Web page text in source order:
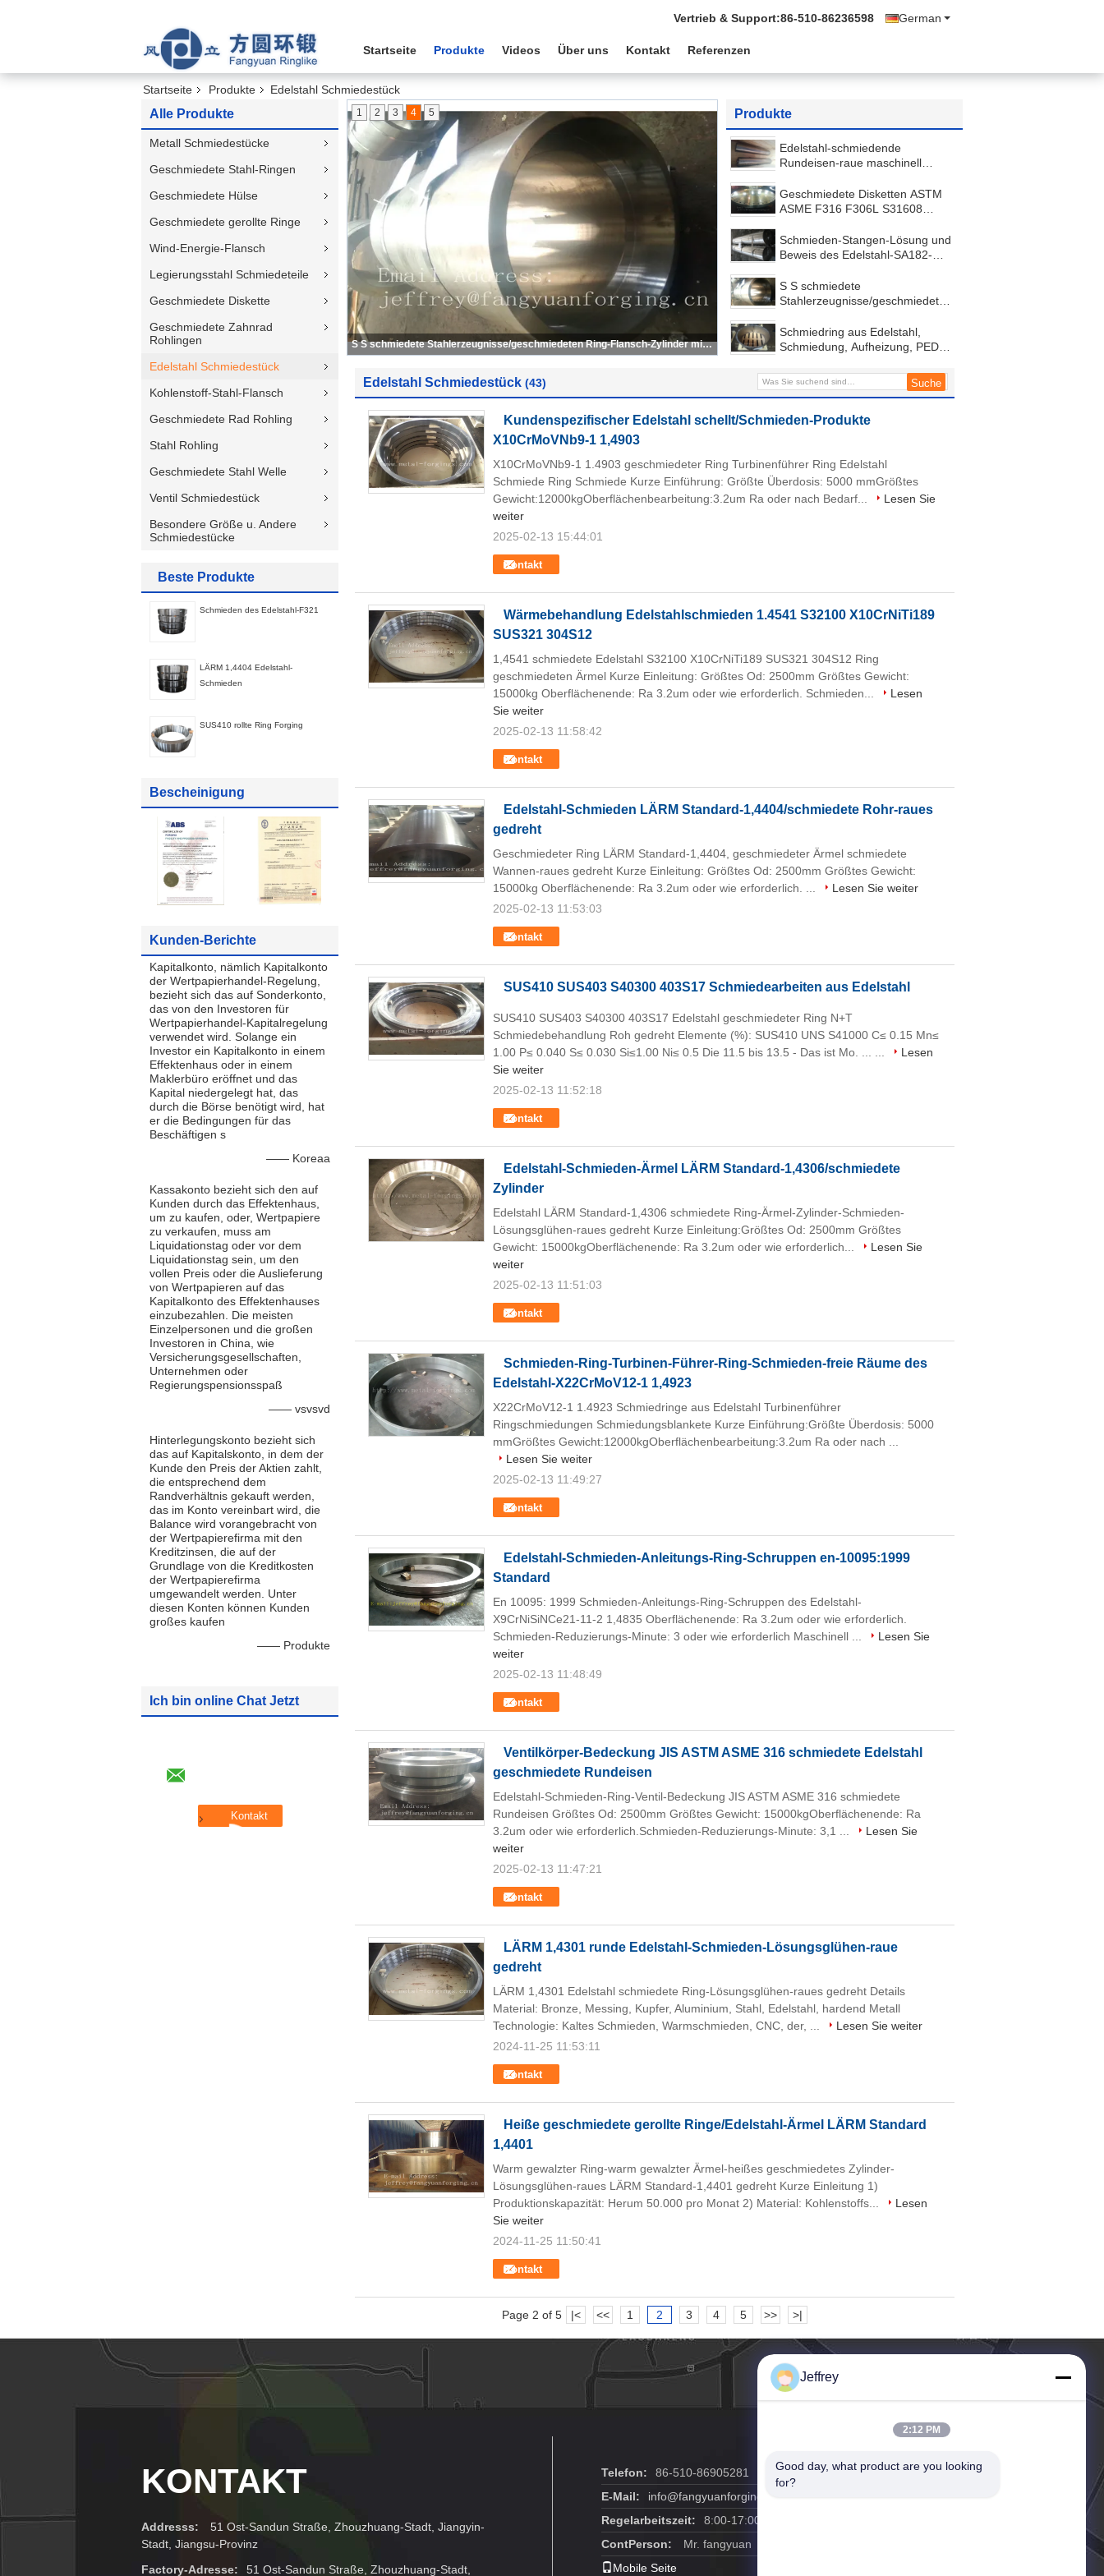
German
Vertrieb & Support:86-510-86236598
Startseite Produkte Videos Über uns Kontakt Referenzen
Startseite Produkte Edelstahl Schmiedestück
Alle Produkte
Metall Schmiedestücke
Geschmiedete Stahl-Ringen
Geschmiedete Hülse
Geschmiedete gerollte Ringe
Wind-Energie-Flansch
Legierungsstahl Schmiedeteile
Geschmiedete Diskette
Geschmiedete Zahnrad
Rohlingen
Edelstahl Schmiedestück
Kohlenstoff-Stahl-Flansch
Geschmiedete Rad Rohling
Stahl Rohling
Geschmiedete Stahl Welle
Ventil Schmiedestück
Besondere Größe u. Andere
Schmiedestücke
Beste Produkte
Schmieden des Edelstahl-F321
LÄRM 1,4404 Edelstahl-
Schmieden
SUS410 rollte Ring Forging
Bescheinigung
Kunden-Berichte
Kapitalkonto, nämlich Kapitalkonto
der Wertpapierhandel-Regelung,
bezieht sich das auf Sonderkonto,
das von den Investoren für
Wertpapierhandel-Kapitalregelung
verwendet wird. Solange ein
Investor ein Kapitalkonto in einem
Effektenhaus oder in einem
Maklerbüro eröffnet und das
Kapital niedergelegt hat, das
durch die Börse benötigt wird, hat
er die Bedingungen für das
Beschäftigen s
—— Koreaa
Kassakonto bezieht sich den auf
Kunden durch das Effektenhaus,
um zu kaufen, oder, Wertpapiere
zu verkaufen, muss am
Liquidationstag oder vor dem
Liquidationstag sein, um den
vollen Preis oder die Auslieferung
von Wertpapieren auf das
Kapitalkonto des Effektenhauses
einzubezahlen. Die meisten
Einzelpersonen und die großen
Investoren in China, wie
Versicherungsgesellschaften,
Unternehmen oder
Regierungspensionsspaß
—— vsvsvd
Hinterlegungskonto bezieht sich
das auf Kapitalskonto, in dem der
Kunde den Preis der Aktien zahlt,
die entsprechend dem
Randverhältnis gekauft werden,
das im Konto vereinbart wird, die
Balance wird vorangebracht von
der Wertpapierefirma mit den
Kreditzinsen, die auf der
Grundlage von die Kreditkosten
der Wertpapierefirma
umgewandelt werden. Unter
diesen Konten können Kunden
großes kaufen
—— Produkte
Ich bin online Chat Jetzt
S S schmiedete Stahlerzeugnisse/geschmiedeten Ring-Flansch-Zylinder mit der maschinellen Bearbeitung
1 2 3 4 5 Produkte
Edelstahl-schmiedende
Rundeisen-raue maschinell
Schmieden
Geschmiedete Disketten ASTM
ASME F316 F306L S31608
angefertigt
Schmieden-Stangen-Lösung und
Beweis des Edelstahl-SA182-
S S schmiedete
Stahlerzeugnisse/geschmiedeten
maschinellen Bearbeitung
Schmiedring aus Edelstahl,
Schmiedung, Aufheizung, PED-
Edelstahl Schmiedestück (43)
Kundenspezifischer Edelstahl schellt/Schmieden-Produkte
X10CrMoVNb9-1 1,4903
Kontakt
X10CrMoVNb9-1 1.4903 geschmiedeter Ring Turbinenführer Ring Edelstahl
Schmiede Ring Schmiede Kurze Einführung: Größte Überdosis: 5000 mmGrößtes
Gewicht:12000kgOberflächenbearbeitung:3.2um Ra oder nach Bedarf...
Lesen Sie
weiter
2025-02-13 15:44:01
Wärmebehandlung Edelstahlschmieden 1.4541 S32100 X10CrNiTi189
SUS321 304S12
Kontakt
1,4541 schmiedete Edelstahl S32100 X10CrNiTi189 SUS321 304S12 Ring
geschmiedeten Ärmel Kurze Einleitung: Größtes Od: 2500mm Größtes Gewicht:
15000kg Oberflächenende: Ra 3.2um oder wie erforderlich. Schmieden...
Lesen
Sie weiter
2025-02-13 11:58:42
Edelstahl-Schmieden LÄRM Standard-1,4404/schmiedete Rohr-raues
gedreht
Kontakt
Geschmiedeter Ring LÄRM Standard-1,4404, geschmiedeter Ärmel schmiedete
Wannen-raues gedreht Kurze Einleitung: Größtes Od: 2500mm Größtes Gewicht:
15000kg Oberflächenende: Ra 3.2um oder wie erforderlich. ...
Lesen Sie weiter
2025-02-13 11:53:03
SUS410 SUS403 S40300 403S17 Schmiedearbeiten aus Edelstahl
Kontakt
SUS410 SUS403 S40300 403S17 Edelstahl geschmiedeter Ring N+T
Schmiedebehandlung Roh gedreht Elemente (%): SUS410 UNS S41000 C≤ 0.15 Mn≤
1.00 P≤ 0.040 S≤ 0.030 Si≤1.00 Ni≤ 0.5 Die 11.5 bis 13.5 - Das ist Mo. ... ...
Lesen
Sie weiter
2025-02-13 11:52:18
Edelstahl-Schmieden-Ärmel LÄRM Standard-1,4306/schmiedete
Zylinder
Kontakt
Edelstahl LÄRM Standard-1,4306 schmiedete Ring-Ärmel-Zylinder-Schmieden-
Lösungsglühen-raues gedreht Kurze Einleitung:Größtes Od: 2500mm Größtes
Gewicht: 15000kgOberflächenende: Ra 3.2um oder wie erforderlich...
Lesen Sie
weiter
2025-02-13 11:51:03
Schmieden-Ring-Turbinen-Führer-Ring-Schmieden-freie Räume des
Edelstahl-X22CrMoV12-1 1,4923
Kontakt
X22CrMoV12-1 1.4923 Schmiedringe aus Edelstahl Turbinenführer
Ringschmiedungen Schmiedungsblankete Kurze Einführung:Größte Überdosis: 5000
mmGrößtes Gewicht:12000kgOberflächenbearbeitung:3.2um Ra oder nach ...
Lesen Sie weiter
2025-02-13 11:49:27
Edelstahl-Schmieden-Anleitungs-Ring-Schruppen en-10095:1999
Standard
Kontakt
En 10095: 1999 Schmieden-Anleitungs-Ring-Schruppen des Edelstahl-
X9CrNiSiNCe21-11-2 1,4835 Oberflächenende: Ra 3.2um oder wie erforderlich.
Schmieden-Reduzierungs-Minute: 3 oder wie erforderlich Maschinell ...
Lesen Sie
weiter
2025-02-13 11:48:49
Ventilkörper-Bedeckung JIS ASTM ASME 316 schmiedete Edelstahl
geschmiedete Rundeisen
Kontakt
Edelstahl-Schmieden-Ring-Ventil-Bedeckung JIS ASTM ASME 316 schmiedete
Rundeisen Größtes Od: 2500mm Größtes Gewicht: 15000kgOberflächenende: Ra
3.2um oder wie erforderlich.Schmieden-Reduzierungs-Minute: 3,1 ...
Lesen Sie
weiter
2025-02-13 11:47:21
LÄRM 1,4301 runde Edelstahl-Schmieden-Lösungsglühen-raue
gedreht
Kontakt
LÄRM 1,4301 Edelstahl schmiedete Ring-Lösungsglühen-raues gedreht Details
Material: Bronze, Messing, Kupfer, Aluminium, Stahl, Edelstahl, hardend Metall
Technologie: Kaltes Schmieden, Warmschmieden, CNC, der, ...
Lesen Sie weiter
2024-11-25 11:53:11
Heiße geschmiedete gerollte Ringe/Edelstahl-Ärmel LÄRM Standard
1,4401
Kontakt
Warm gewalzter Ring-warm gewalzter Ärmel-heißes geschmiedetes Zylinder-
Lösungsglühen-raues LÄRM Standard-1,4401 gedreht Kurze Einleitung 1)
Produktionskapazität: Herum 50.000 pro Monat 2) Material: Kohlenstoffs...
Lesen
Sie weiter
2024-11-25 11:50:41
Page 2 of 5 |< << 1 2 3 4 5 >> >|
KONTAKT
Addresss:
51 Ost-Sandun Straße, Zhouzhuang-Stadt, Jiangyin-
Stadt, Jiangsu-Provinz
Factory-Adresse:
51 Ost-Sandun Straße, Zhouzhuang-Stadt,
Telefon:
86-510-86905281
E-Mail:
info@fangyuanforging.cn
Regelarbeitszeit:
8:00-17:00
ContPerson:
Mr. fangyuan
Mobile Seite
Jeffrey
2:12 PM
Good day, what product are you looking
for?